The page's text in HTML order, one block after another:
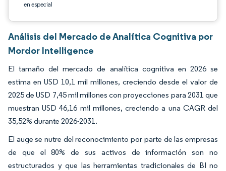
en especial
Análisis del Mercado de Analítica Cognitiva por
Mordor Intelligence
El tamaño del mercado de analítica cognitiva en 2026 se
estima en USD 10,1 mil millones, creciendo desde el valor de
2025 de USD 7,45 mil millones con proyecciones para 2031 que
muestran USD 46,16 mil millones, creciendo a una CAGR del
35,52% durante 2026-2031.
El auge se nutre del reconocimiento por parte de las empresas
de que el 80% de sus activos de información son no
estructurados y que las herramientas tradicionales de BI no